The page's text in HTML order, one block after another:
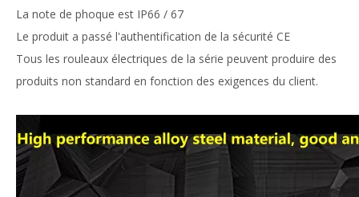
La note de phoque est IP66 / 67
Le produit a passé l'authentification de la sécurité CE
Tous les rouleaux électriques de la série peuvent produire des
produits non standard en fonction des exigences du client.